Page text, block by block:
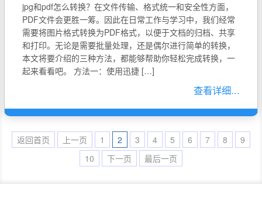
jpg和pdf怎么转换？在文件传输、格式统一和安全性方面，
PDF文件会更胜一筹。因此在日常工作与学习中，我们经常
需要将图片格式转换为PDF格式，以便于文档的归档、共享
和打印。无论是需要批量处理，还是偶尔进行简单的转换，
本文将要介绍的三种方法，都能够帮助你轻松完成转换，一
起来看看吧。 方法一：使用迅捷 […]
查看详细...
返回首页 上一页 1 2 3 4 5 6 7 8
9
10
下一页 最后一页